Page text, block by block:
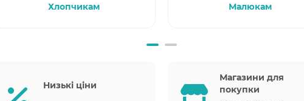
Хлопчикам Малюкам
Низькі ціни
Магазини для
покупки